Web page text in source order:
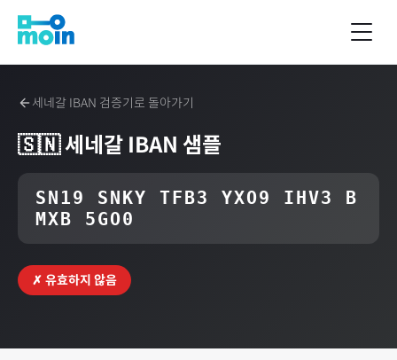
세네갈 IBAN 검증기로 돌아가기
🇸🇳세네갈 IBAN 샘플
SN19 SNKY TFB3 YXO9 IHV3 B
MXB 5GO0
✗ 유효하지 않음